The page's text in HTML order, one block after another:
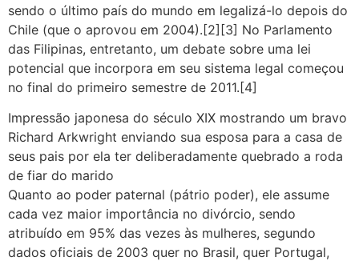
sendo o último país do mundo em legalizá-lo depois do
Chile (que o aprovou em 2004).[2][3] No Parlamento
das Filipinas, entretanto, um debate sobre uma lei
potencial que incorpora em seu sistema legal começou
no final do primeiro semestre de 2011.[4]
Impressão japonesa do século XIX mostrando um bravo
Richard Arkwright enviando sua esposa para a casa de
seus pais por ela ter deliberadamente quebrado a roda
de fiar do marido
Quanto ao poder paternal (pátrio poder), ele assume
cada vez maior importância no divórcio, sendo
atribuído em 95% das vezes às mulheres, segundo
dados oficiais de 2003 quer no Brasil, quer Portugal,